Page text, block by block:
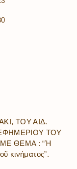
ΤΟΥ ΑΙΔ.
ΤΟΥ
ΜΕ ΘΕΜΑ : “Ἡ
κινήματος”.